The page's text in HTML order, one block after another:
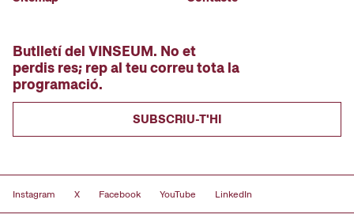
Butlletí del VINSEUM. No et
perdis res; rep al teu correu tota la
programació.
SUBSCRIU-T'HI
Instagram X Facebook YouTube LinkedIn